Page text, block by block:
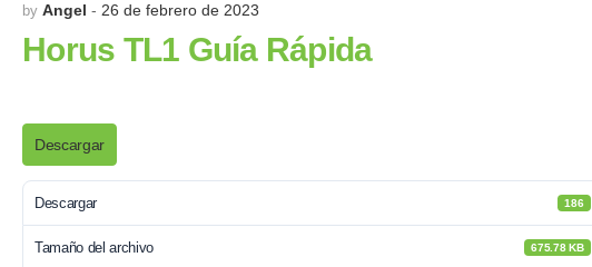
by Angel 26 de febrero de 2023
Horus TL1 Guía Rápida
Descargar
Descargar 186
Tamaño del archivo 675.78 KB